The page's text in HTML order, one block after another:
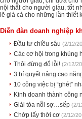
nội thất cho người giàu, tốt
lẽ giá cả cho những lần thiết
Diễn đàn doanh nghiệp
Đầu tư chiều sâu (2/12/
Các cơ hội trong khủng
Thôi đừng đổ lỗi! (2/12/
3 bí quyết nâng cao
10 công việc bị “ghét”
Kinh doanh thành công
Giải tỏa nỗi sợ…sếp (2/
Chớp lấy thời cơ (2/12/